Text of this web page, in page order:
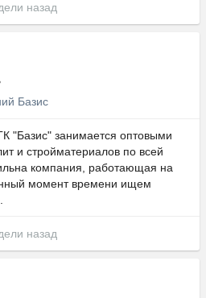
назад
Базис
"Базис" занимается оптовыми
и стройматериалов по всей
компания, работающая на
момент времени ищем
назад